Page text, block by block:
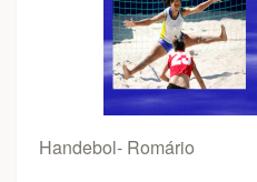
Handebol- Romário